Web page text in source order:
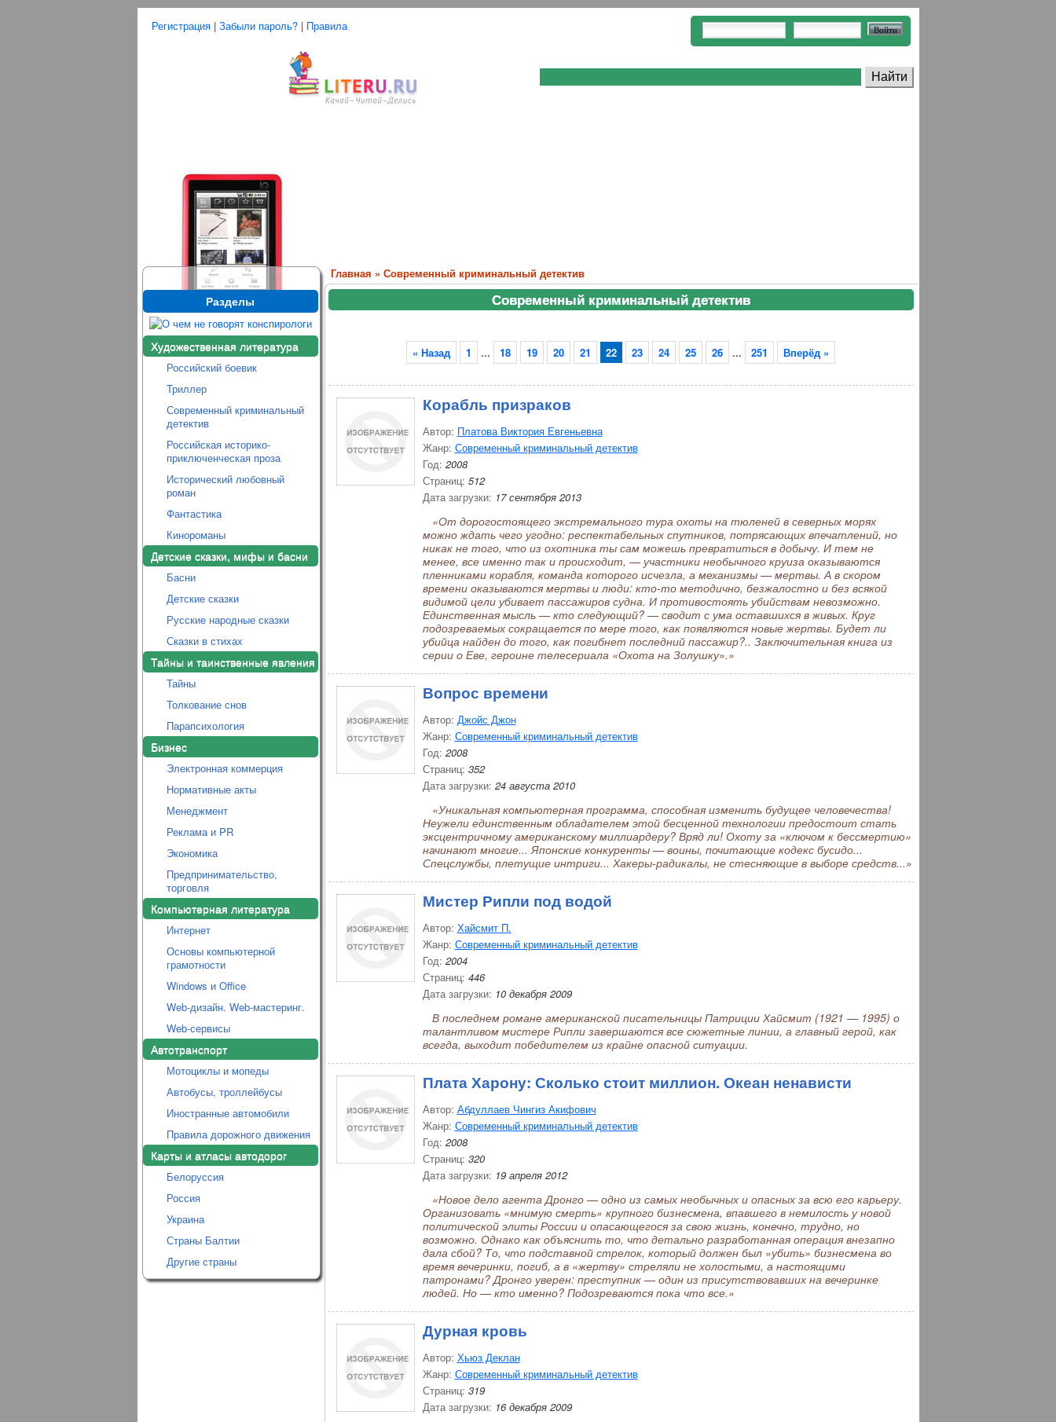
Регистрация| Забыли пароль?| Правила
Разделы
Художественная литература
Российский боевик
Триллер
Современный криминальный
детектив
Российская историко-
приключенческая проза
Исторический любовный
роман
Фантастика
Кинороманы
Детские сказки, мифы и басни
Басни
Детские сказки
Русские народные сказки
Сказки в стихах
Тайны и таинственные явления
Тайны
Толкование снов
Парапсихология
Бизнес
Электронная коммерция
Нормативные акты
Менеджмент
Реклама и PR
Экономика
Предпринимательство,
торговля
Компьютерная литература
Интернет
Основы компьютерной
грамотности
Windows и Office
Web-дизайн. Web-мастеринг.
Web-сервисы
Автотранспорт
Мотоциклы и мопеды
Автобусы, троллейбусы
Иностранные автомобили
Правила дорожного движения
Карты и атласы автодорог
Белоруссия
Россия
Украина
Страны Балтии
Другие страны
Главная » Современный криминальный детектив
Современный криминальный детектив
« Назад 1 ... 18 19 20 21 22 23 24 25 26 ... 251 Вперёд »
Корабль призраков
Автор: Платова Виктория Евгеньевна
Жанр: Современный криминальный детектив
Год: 2008
Страниц: 512
Дата загрузки: 17 сентября 2013
«От дорогостоящего экстремального тура охоты на тюленей в северных морях
можно ждать чего угодно: респектабельных спутников, потрясающих впечатлений, но
никак не того, что из охотника ты сам можешь превратиться в добычу. И тем не
менее, все именно так и происходит, — участники необычного круиза оказываются
пленниками корабля, команда которого исчезла, а механизмы — мертвы. А в скором
времени оказываются мертвы и люди: кто-то методично, безжалостно и без всякой
видимой цели убивает пассажиров судна. И противостоять убийствам невозможно.
Единственная мысль — кто следующий? — сводит с ума оставшихся в живых. Круг
подозреваемых сокращается по мере того, как появляются новые жертвы. Будет ли
убийца найден до того, как погибнет последний пассажир?.. Заключительная книга из
серии о Еве, героине телесериала «Охота на Золушку».»
Вопрос времени
Автор: Джойс Джон
Жанр: Современный криминальный детектив
Год: 2008
Страниц: 352
Дата загрузки: 24 августа 2010
«Уникальная компьютерная программа, способная изменить будущее человечества!
Неужели единственным обладателем этой бесценной технологии предостоит стать
эксцентричному американскому миллиардеру? Вряд ли! Охоту за «ключом к бессмертию»
начинают многие... Японские конкуренты — воины, почитающие кодекс бусидо...
Спецслужбы, плетущие интриги... Хакеры-радикалы, не стесняющие в выборе средств...»
Мистер Рипли под водой
Автор: Хайсмит П.
Жанр: Современный криминальный детектив
Год: 2004
Страниц: 446
Дата загрузки: 10 декабря 2009
В последнем романе американской писательницы Патриции Хайсмит (1921 — 1995) о
талантливом мистере Рипли завершаются все сюжетные линии, а главный герой, как
всегда, выходит победителем из крайне опасной ситуации.
Плата Харону: Сколько стоит миллион. Океан ненависти
Автор: Абдуллаев Чингиз Акифович
Жанр: Современный криминальный детектив
Год: 2008
Страниц: 320
Дата загрузки: 19 апреля 2012
«Новое дело агента Дронго — одно из самых необычных и опасных за всю его карьеру.
Организовать «мнимую смерть» крупного бизнесмена, впавшего в немилость у новой
политической элиты России и опасающегося за свою жизнь, конечно, трудно, но
возможно. Однако как объяснить то, что детально разработанная операция внезапно
дала сбой? То, что подставной стрелок, который должен был «убить» бизнесмена во
время вечеринки, погиб, а в «жертву» стреляли не холостыми, а настоящими
патронами? Дронго уверен: преступник — один из присутствовавших на вечеринке
людей. Но — кто именно? Подозреваются пока что все.»
Дурная кровь
Автор: Хьюз Деклан
Жанр: Современный криминальный детектив
Страниц: 319
Дата загрузки: 16 декабря 2009